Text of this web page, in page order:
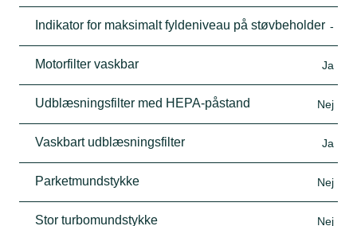
Indikator for maksimalt fyldeniveau på støvbeholder -
Motorfilter vaskbar Ja
Udblæsningsfilter med HEPA-påstand Nej
Vaskbart udblæsningsfilter Ja
Parketmundstykke Nej
Stor turbomundstykke Nej